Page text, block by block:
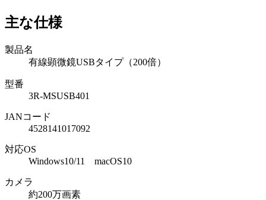
主な仕様
製品名
有線顕微鏡USBタイプ（200倍）
型番
3R-MSUSB401
JANコード
4528141017092
対応OS
Windows10/11 macOS10
カメラ
約200万画素